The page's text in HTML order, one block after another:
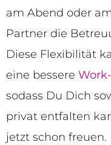
am Abend oder
Partner die
Diese Flexibilität
eine bessere
sodass Du Dich
privat entfalten
jetzt schon freuen.